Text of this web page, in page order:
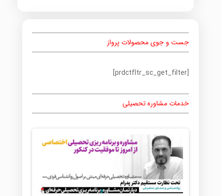
جست و جوی محصولات پرواز
[prdctfltr_sc_get_filter]
خدمات مشاوره تحصیلی